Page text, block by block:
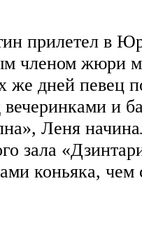
прилетел в
членом жюри
же дней певец
вечеринками и
Леня
зала
коньяка,